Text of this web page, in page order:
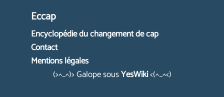
Eccap
Encyclopédie du changement de cap
Contact
Mentions légales
(>^_^)> Galope sousYesWiki<(^_^<)